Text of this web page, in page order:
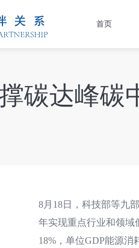
首页
碳达峰碳
8月18日，科技部等九
年实现重点行业和领域
18%，单位GDP能源